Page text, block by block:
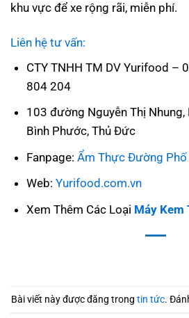
khu vực để xe rộng rãi, miễn phí.
Liên hệ tư vấn:
CTY TNHH TM DV Yurifood –
804 204
103 đường Nguyễn Thị Nhung,
Bình Phước, Thủ Đức
Fanpage: Ẩm Thực Đường Phố
Web: Yurifood.com.vn
Xem Thêm Các Loại Máy Kem
Bài viết này được đăng trong tin tức.